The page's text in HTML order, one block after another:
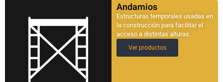
Andamios
Estructuras temporales usadas en
la construcción para facilitar el
acceso a distintas alturas.
Ver productos